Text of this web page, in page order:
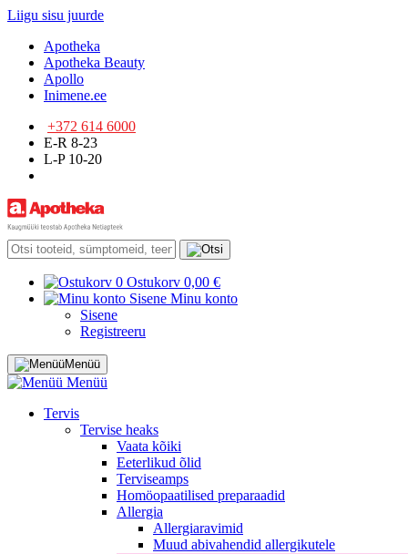
Liigu sisu juurde
Apotheka
Apotheka Beauty
Apollo
Inimene.ee
+372 614 6000
E-R 8-23
L-P 10-20
0 Ostukorv 0,00 €
Sisene Minu konto
Sisene
Registreeru
Menüü
Menüü
Tervis
Tervise heaks
Vaata kõiki
Eeterlikud õlid
Terviseamps
Homöopaatilised preparaadid
Allergia
Allergiaravimid
Muud abivahendid allergikutele